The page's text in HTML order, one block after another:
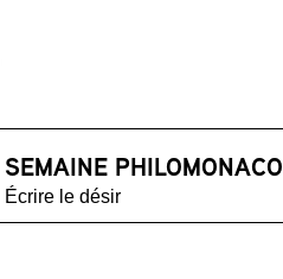
SEMAINE PHILOMONACO
Écrire le désir